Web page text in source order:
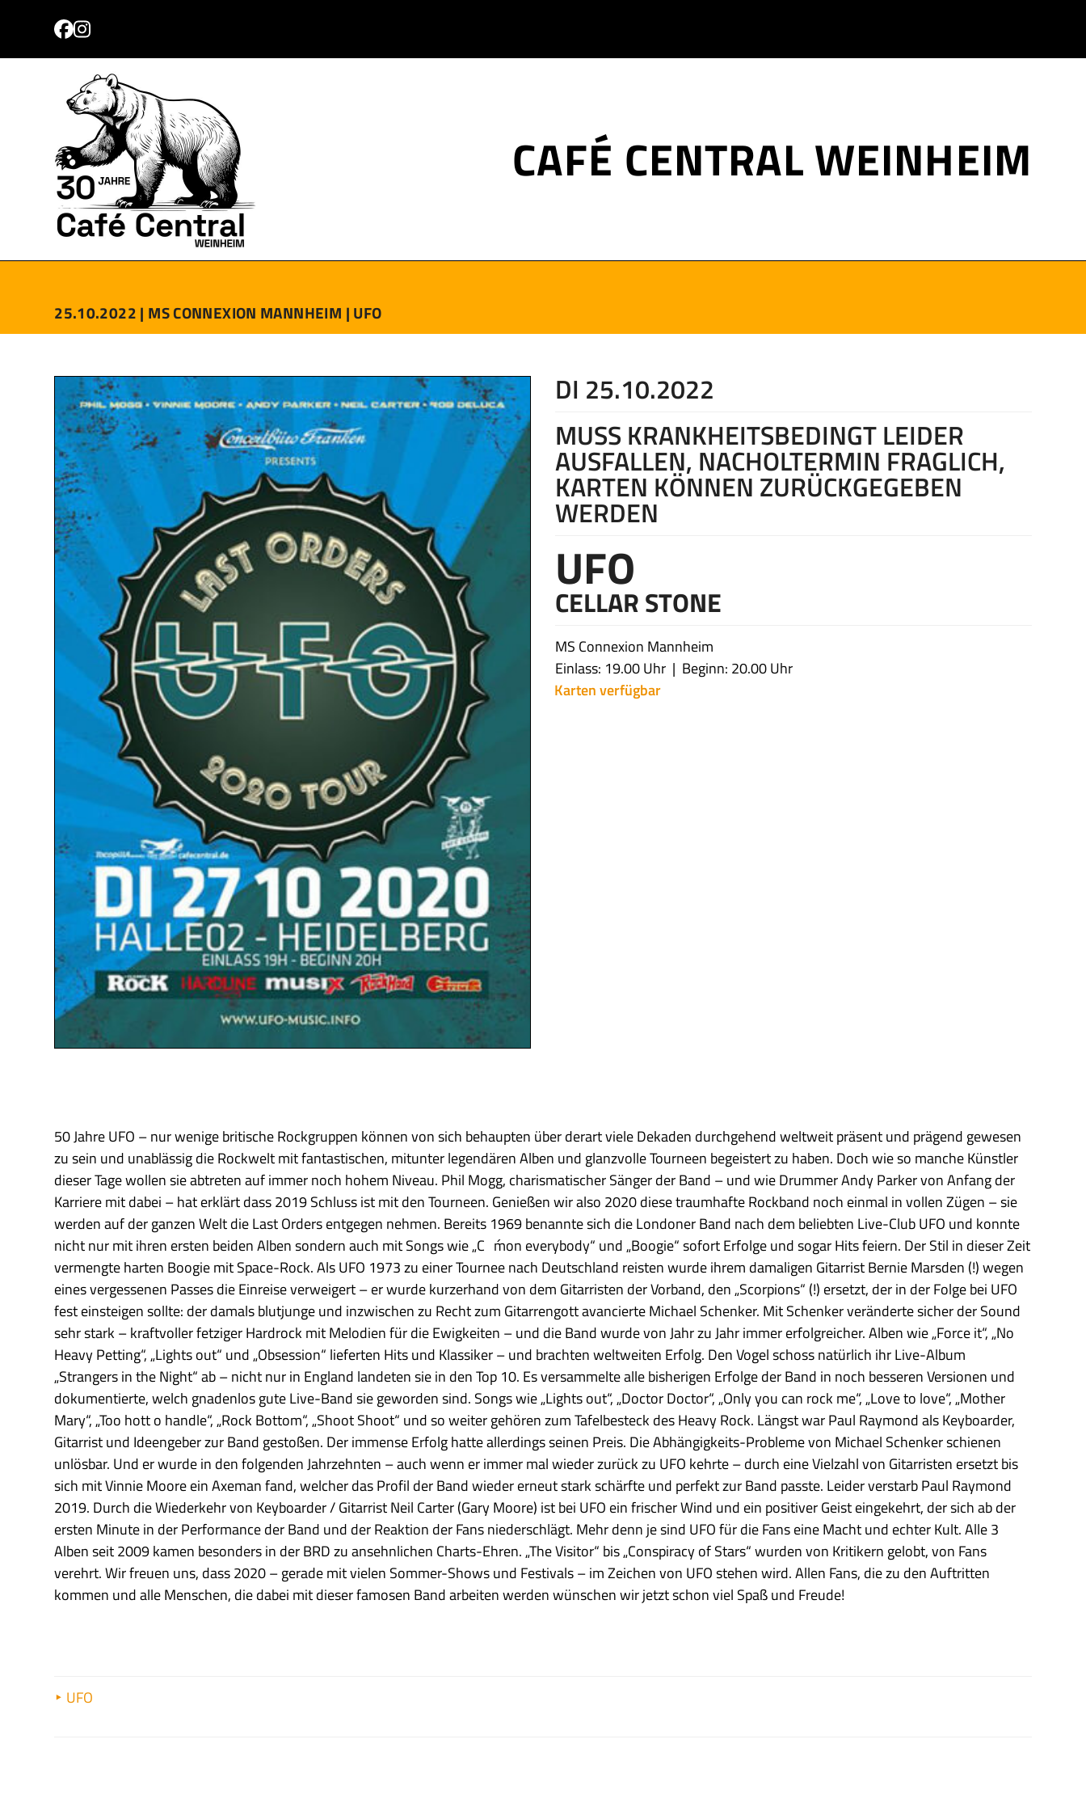
content
Facebook
Instagram
CAFÉ CENTRAL WEINHEIM
25.10.2022 | MS CONNEXION MANNHEIM | UFO
DI 25.10.2022
MUSS KRANKHEITSBEDINGT LEIDER
AUSFALLEN, NACHOLTERMIN FRAGLICH,
KARTEN KÖNNEN ZURÜCKGEGEBEN
WERDEN
UFO
CELLAR STONE
MS Connexion Mannheim
Einlass: 19.00 Uhr
Beginn: 20.00 Uhr
Karten verfügbar
50 Jahre UFO – nur wenige britische Rockgruppen können von sich behaupten über derart viele Dekaden durchgehend weltweit präsent und prägend gewesen
zu sein und unablässig die Rockwelt mit fantastischen, mitunter legendären Alben und glanzvolle Tourneen begeistert zu haben. Doch wie so manche Künstler
dieser Tage wollen sie abtreten auf immer noch hohem Niveau. Phil Mogg, charismatischer Sänger der Band – und wie Drummer Andy Parker von Anfang der
Karriere mit dabei – hat erklärt dass 2019 Schluss ist mit den Tourneen. Genießen wir also 2020 diese traumhafte Rockband noch einmal in vollen Zügen – sie
werden auf der ganzen Welt die Last Orders entgegen nehmen. Bereits 1969 benannte sich die Londoner Band nach dem beliebten Live-Club UFO und konnte
nicht nur mit ihren ersten beiden Alben sondern auch mit Songs wie „C ́mon everybody“ und „Boogie“ sofort Erfolge und sogar Hits feiern. Der Stil in dieser Zeit
vermengte harten Boogie mit Space-Rock. Als UFO 1973 zu einer Tournee nach Deutschland reisten wurde ihrem damaligen Gitarrist Bernie Marsden (!) wegen
eines vergessenen Passes die Einreise verweigert – er wurde kurzerhand von dem Gitarristen der Vorband, den „Scorpions“ (!) ersetzt, der in der Folge bei UFO
fest einsteigen sollte: der damals blutjunge und inzwischen zu Recht zum Gitarrengott avancierte Michael Schenker. Mit Schenker veränderte sicher der Sound
sehr stark – kraftvoller fetziger Hardrock mit Melodien für die Ewigkeiten – und die Band wurde von Jahr zu Jahr immer erfolgreicher. Alben wie „Force it“, „No
Heavy Petting“, „Lights out“ und „Obsession“ lieferten Hits und Klassiker – und brachten weltweiten Erfolg. Den Vogel schoss natürlich ihr Live-Album
„Strangers in the Night“ ab – nicht nur in England landeten sie in den Top 10. Es versammelte alle bisherigen Erfolge der Band in noch besseren Versionen und
dokumentierte, welch gnadenlos gute Live-Band sie geworden sind. Songs wie „Lights out“, „Doctor Doctor“, „Only you can rock me“, „Love to love“, „Mother
Mary“, „Too hott o handle“, „Rock Bottom“, „Shoot Shoot“ und so weiter gehören zum Tafelbesteck des Heavy Rock. Längst war Paul Raymond als Keyboarder,
Gitarrist und Ideengeber zur Band gestoßen. Der immense Erfolg hatte allerdings seinen Preis. Die Abhängigkeits-Probleme von Michael Schenker schienen
unlösbar. Und er wurde in den folgenden Jahrzehnten – auch wenn er immer mal wieder zurück zu UFO kehrte – durch eine Vielzahl von Gitarristen ersetzt bis
sich mit Vinnie Moore ein Axeman fand, welcher das Profil der Band wieder erneut stark schärfte und perfekt zur Band passte. Leider verstarb Paul Raymond
2019. Durch die Wiederkehr von Keyboarder / Gitarrist Neil Carter (Gary Moore) ist bei UFO ein frischer Wind und ein positiver Geist eingekehrt, der sich ab der
ersten Minute in der Performance der Band und der Reaktion der Fans niederschlägt. Mehr denn je sind UFO für die Fans eine Macht und echter Kult. Alle 3
Alben seit 2009 kamen besonders in der BRD zu ansehnlichen Charts-Ehren. „The Visitor“ bis „Conspiracy of Stars“ wurden von Kritikern gelobt, von Fans
verehrt. Wir freuen uns, dass 2020 – gerade mit vielen Sommer-Shows und Festivals – im Zeichen von UFO stehen wird. Allen Fans, die zu den Auftritten
kommen und alle Menschen, die dabei mit dieser famosen Band arbeiten werden wünschen wir jetzt schon viel Spaß und Freude!
UFO